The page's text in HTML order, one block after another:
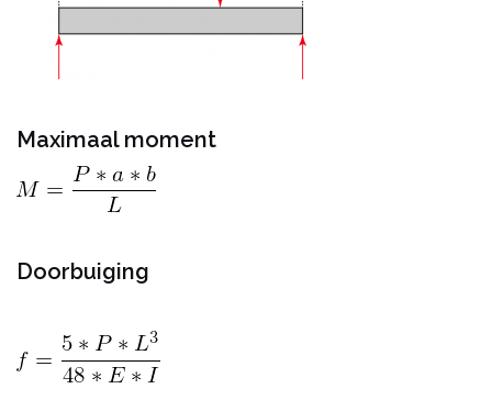
Maximaal moment
Doorbuiging